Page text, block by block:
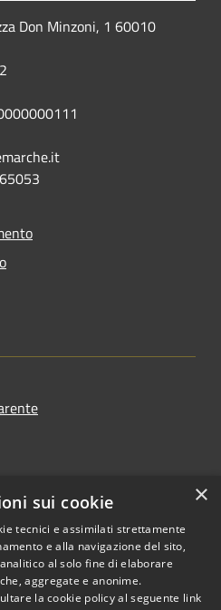
Don Minzoni, 1 60010
Copyright © 2026 • Comune di
×
sui cookie
tecnici e assimilati strettamente
e alla navigazione del sito,
al solo fine di elaborare
aggregate e anonime.
la cookie policy al seguente link